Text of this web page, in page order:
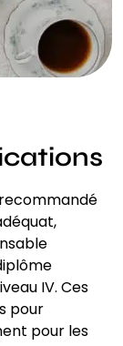
IV. Ces
pour
pour les